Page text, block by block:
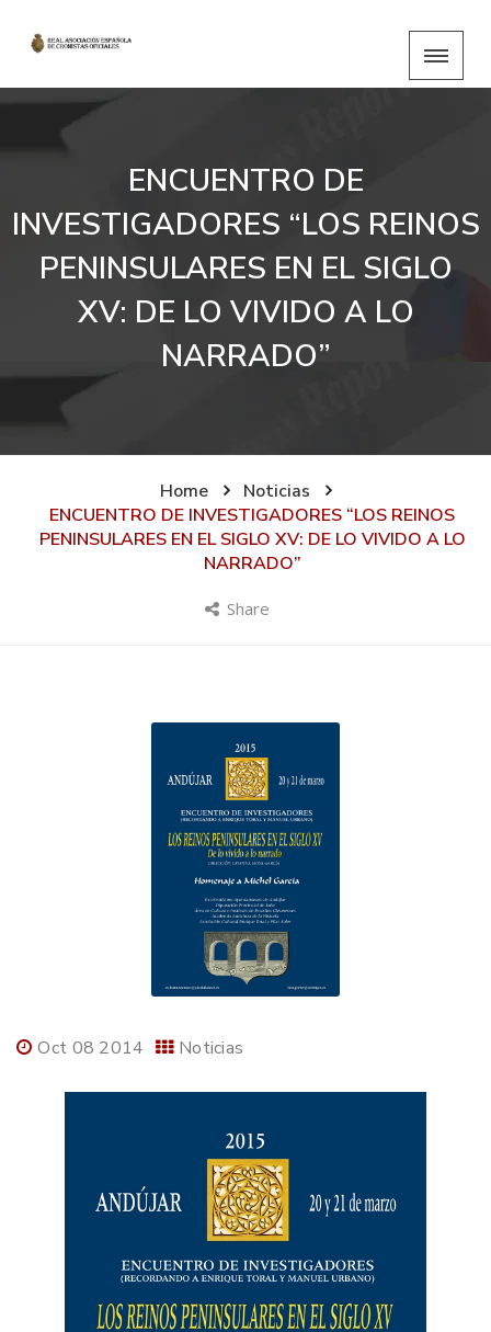
ENCUENTRO DE
INVESTIGADORES “LOS REINOS
PENINSULARES EN EL SIGLO
XV: DE LO VIVIDO A LO
NARRADO”
Home
Noticias
ENCUENTRO DE INVESTIGADORES “LOS REINOS
PENINSULARES EN EL SIGLO XV: DE LO VIVIDO A LO
NARRADO”
Share
Oct 08 2014 Noticias